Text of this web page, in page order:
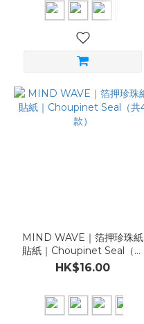
MIND WAVE｜箔押珍珠紙
貼紙｜Choupinet Seal（共
4款）
HK$16.00